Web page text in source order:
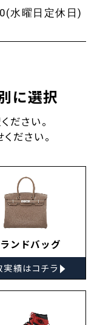
水曜日定休日)
に選択
ださい。
ください。
ンドバッグ
実績はコチラ ▸